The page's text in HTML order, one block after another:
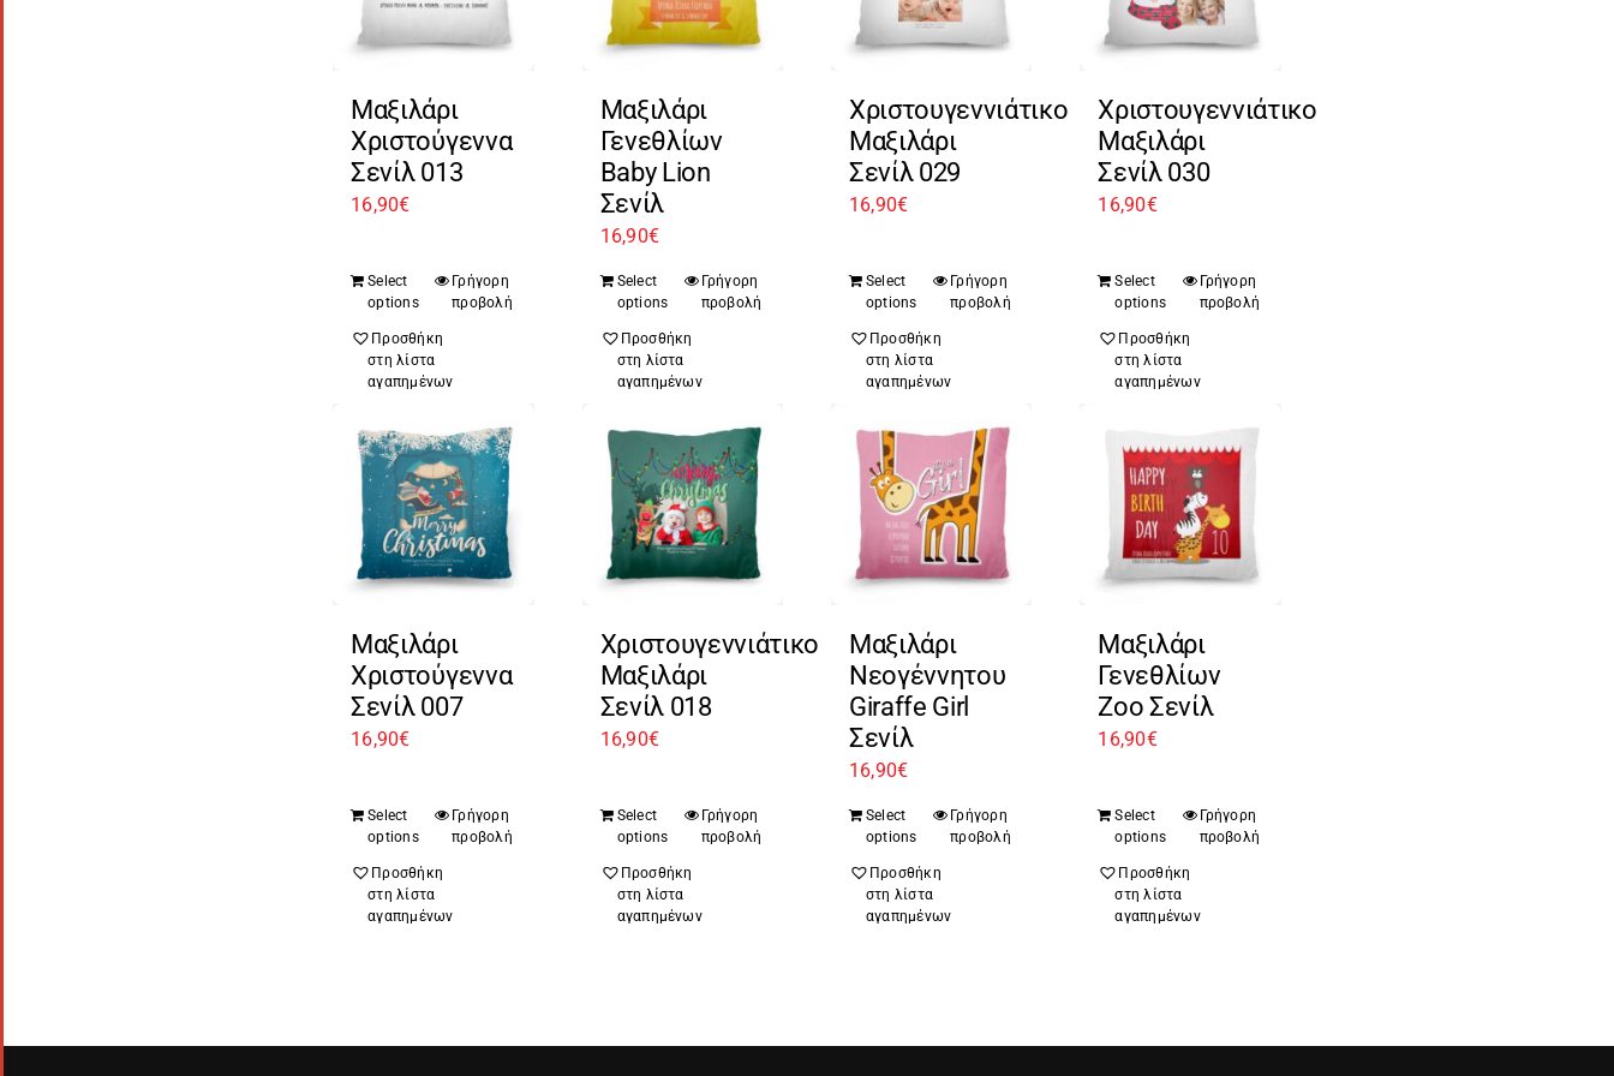
Μαξιλάρι
Χριστούγεννα
Σενίλ 013
16,90€
Select
options
Γρήγορη
προβολή
Προσθήκη
στη λίστα
αγαπημένων
Μαξιλάρι
Γενεθλίων
Baby Lion
Σενίλ
16,90€
Select
options
Γρήγορη
προβολή
Προσθήκη
στη λίστα
αγαπημένων
Χριστουγεννιάτικο
Μαξιλάρι
Σενίλ 029
16,90€
Select
options
Γρήγορη
προβολή
Προσθήκη
στη λίστα
αγαπημένων
Χριστουγεννιάτικο
Μαξιλάρι
Σενίλ 030
16,90€
Select
options
Γρήγορη
προβολή
Προσθήκη
στη λίστα
αγαπημένων
Μαξιλάρι
Χριστούγεννα
Σενίλ 007
16,90€
Select
options
Γρήγορη
προβολή
Προσθήκη
στη λίστα
αγαπημένων
Χριστουγεννιάτικο
Μαξιλάρι
Σενίλ 018
16,90€
Select
options
Γρήγορη
προβολή
Προσθήκη
στη λίστα
αγαπημένων
Μαξιλάρι
Νεογέννητου
Giraffe Girl
Σενίλ
16,90€
Select
options
Γρήγορη
προβολή
Προσθήκη
στη λίστα
αγαπημένων
Μαξιλάρι
Γενεθλίων
Zoo Σενίλ
16,90€
Select
options
Γρήγορη
προβολή
Προσθήκη
στη λίστα
αγαπημένων